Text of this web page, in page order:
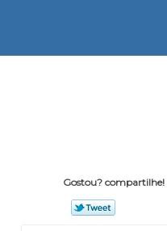
Gostou? compartilhe!